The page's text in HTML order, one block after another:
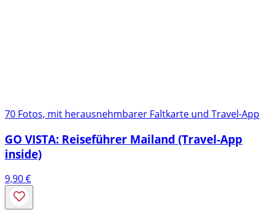
70 Fotos, mit herausnehmbarer Faltkarte und Travel-App
GO VISTA: Reiseführer Mailand (Travel-App
inside)
9,90€